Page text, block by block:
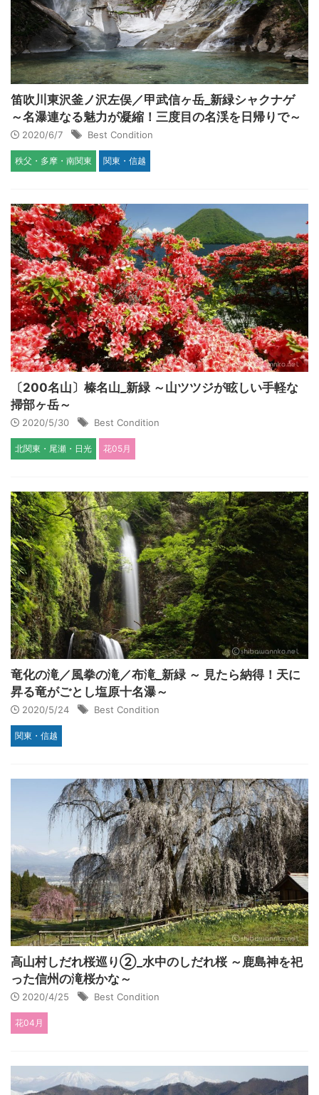
笛吹川東沢釜ノ沢左俣／甲武信ヶ岳_新緑シャクナゲ
～名瀑連なる魅力が凝縮！三度目の名渓を日帰りで～
2020/6/7 Best Condition
秩父・多摩・南関東 関東・信越
〔200名山〕榛名山_新緑 ～山ツツジが眩しい手軽な
掃部ヶ岳～
2020/5/30 Best Condition
北関東・尾瀬・日光 花05月
竜化の滝／風拳の滝／布滝_新緑 ～ 見たら納得！天に
昇る竜がごとし塩原十名瀑～
2020/5/24 Best Condition
関東・信越
高山村しだれ桜巡り②_水中のしだれ桜 ～鹿島神を祀
った信州の滝桜かな～
2020/4/25 Best Condition
花04月